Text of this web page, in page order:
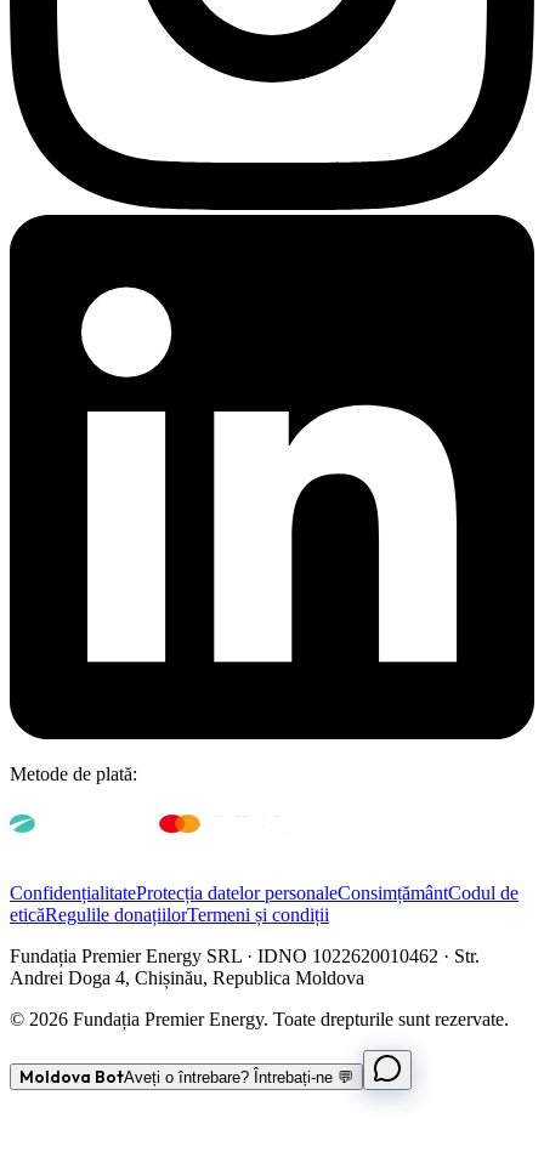
Metode de plată:
ConfidențialitateProtecția datelor personaleConsimțământCodul de
eticăRegulile donațiilorTermeni și condiții
Fundația Premier Energy SRL · IDNO 1022620010462 · Str.
Andrei Doga 4, Chișinău, Republica Moldova
© 2026 Fundația Premier Energy. Toate drepturile sunt rezervate.
Moldova BotAveți o întrebare? Întrebați-ne 💬